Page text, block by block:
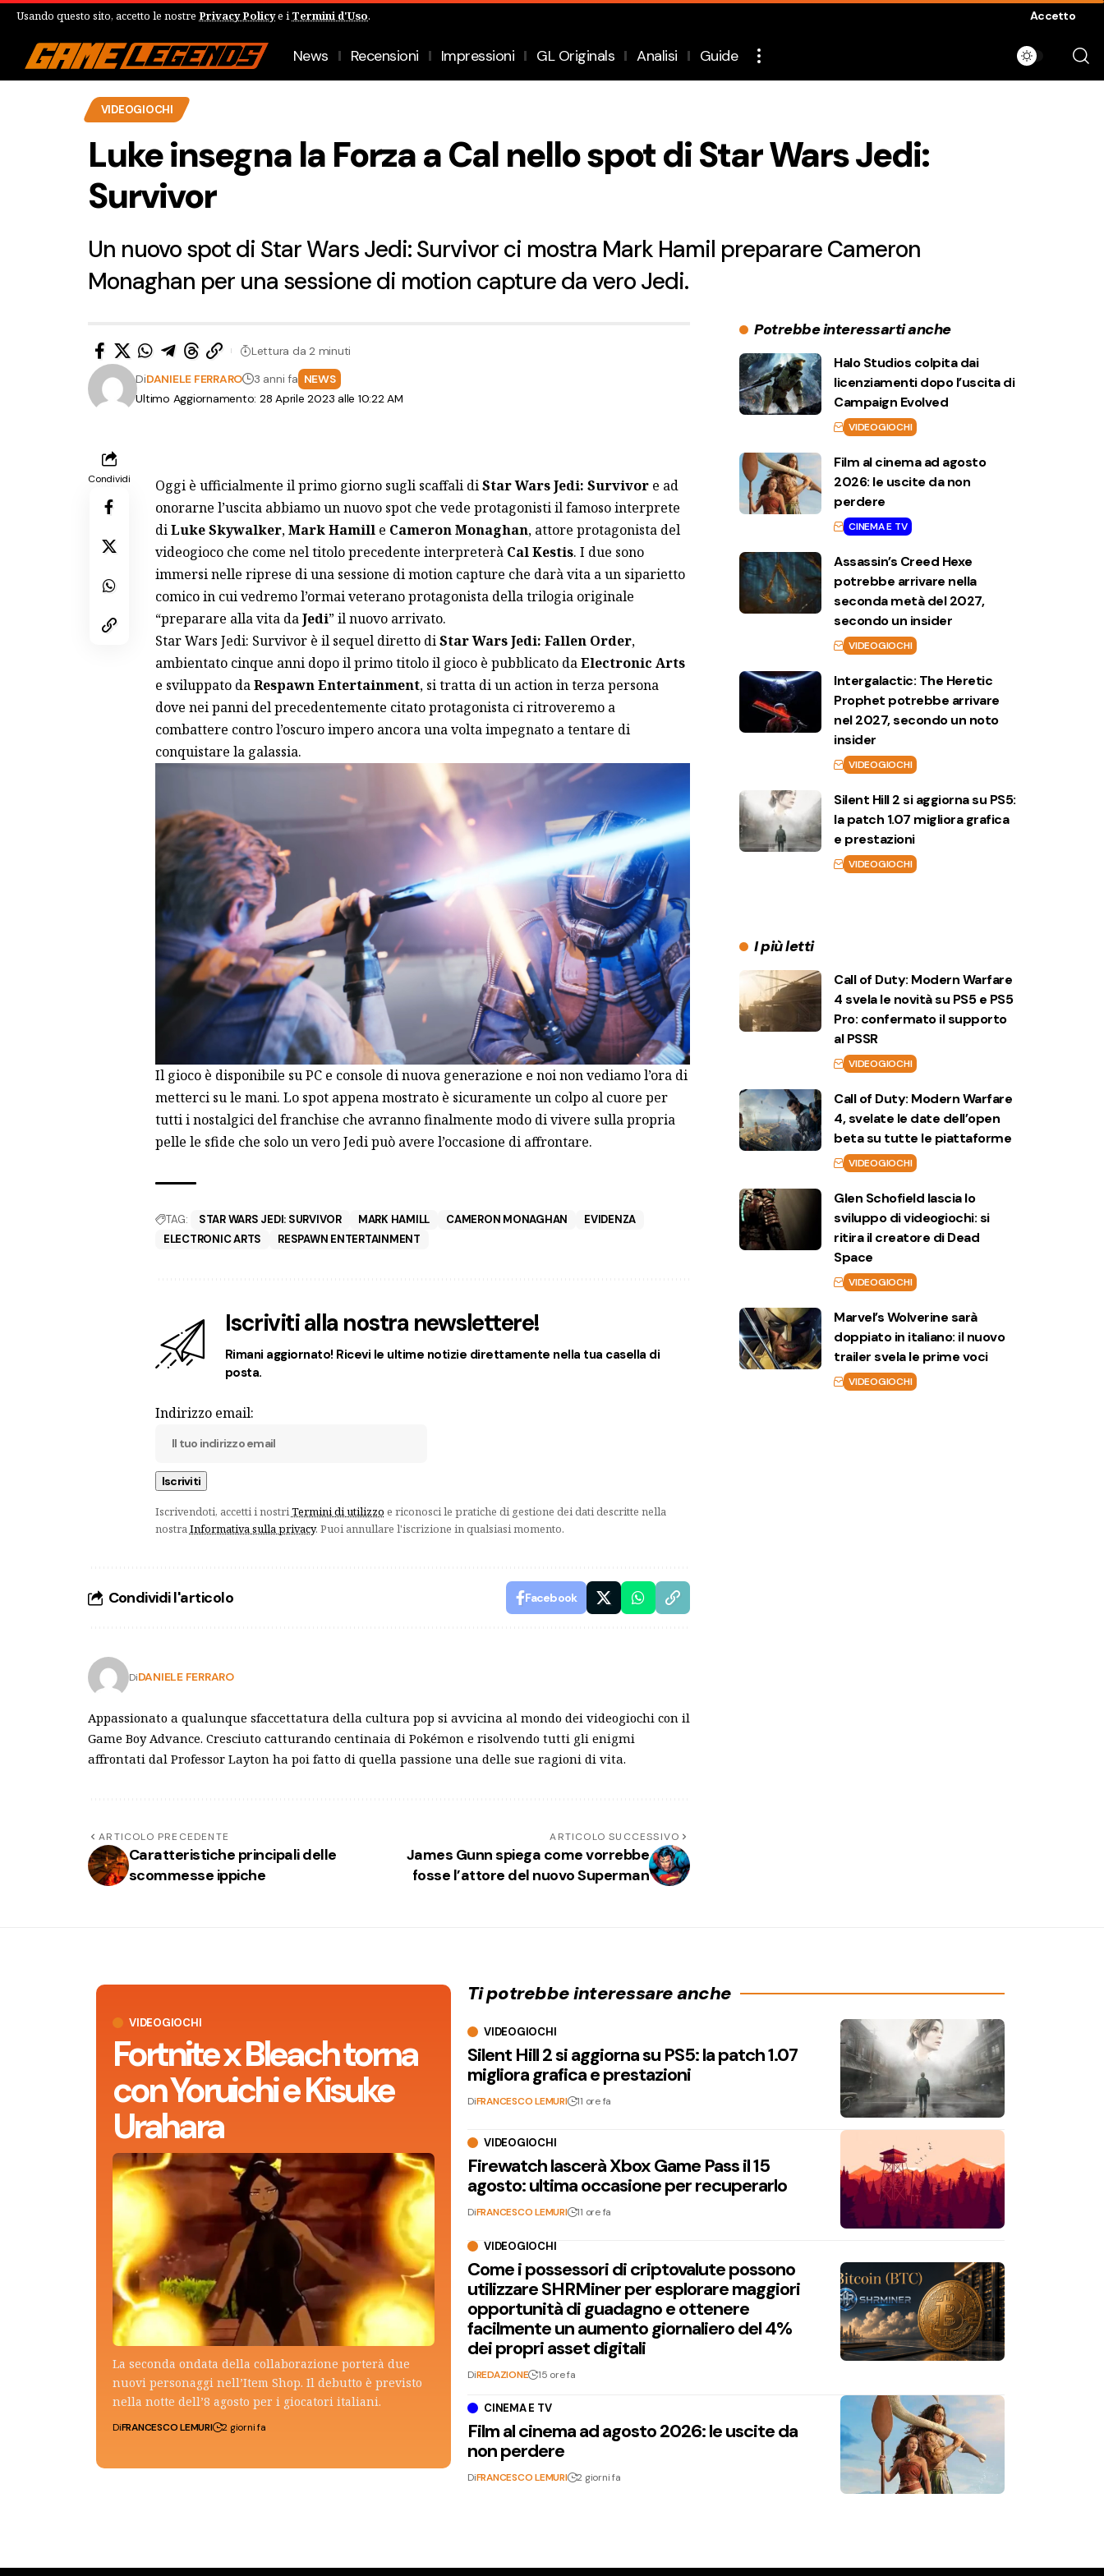
Usando questo sito, accetto le nostre Privacy Policye i Termini d'Uso. Accetto
News Recensioni Impressioni GL Originals Analisi Guide
VIDEOGIOCHI
Luke insegna la Forza a Cal nello spot di Star Wars Jedi:
Survivor
Un nuovo spot di Star Wars Jedi: Survivor ci mostra Mark Hamil preparare Cameron
Monaghan per una sessione di motion capture da vero Jedi.
Ultimo Aggiornamento: 28 Aprile 2023 alle 10:22 AM
DiDANIELE FERRARO 3 anni fa NEWS
Lettura da 2 minuti
Condividi Oggi è ufficialmente il primo giorno sugli scaffali diStar Wars Jedi: Survivore ad
onorarne l’uscita abbiamo un nuovo spot che vede protagonisti il famoso interprete
diLuke Skywalker,Mark Hamille Cameron Monaghan, attore protagonista del
videogioco che come nel titolo precedente interpreterà Cal Kestis. I due sono
immersi nelle riprese di una sessione di motion capture che darà vita a un siparietto
comico in cui vedremo l’ormai veterano protagonista della trilogia originale
“preparare alla vita daJedi” il nuovo arrivato.
Star Wars Jedi: Survivor è il sequel diretto diStar Wars Jedi: Fallen Order,
ambientato cinque anni dopo il primo titolo il gioco è pubblicato daElectronic Arts
e sviluppato daRespawn Entertainment, si tratta di un action in terza persona
dove nei panni del precedentemente citato protagonista ci ritroveremo a
combattere contro l’oscuro impero ancora una volta impegnato a tentare di
conquistare la galassia.
Il gioco è disponibile su PC e console di nuova generazione e noi non vediamo l’ora di
metterci su le mani. Lo spot appena mostrato è sicuramente un colpo al cuore per
tutti i nostalgici del franchise che avranno finalmente modo di vivere sulla propria
pelle le sfide che solo un vero Jedi può avere l’occasione di affrontare.
TAG: STAR WARS JEDI: SURVIVOR MARK HAMILL CAMERON MONAGHAN
EVIDENZA
ELECTRONIC ARTS
RESPAWN ENTERTAINMENT
Iscriviti alla nostra newslettere!
Rimani aggiornato! Ricevi le ultime notizie direttamente nella tua casella di
posta.
Indirizzo email:
Iscrivendoti, accetti i nostriTermini di utilizzo e riconosci le pratiche di gestione dei dati descritte nella
nostraInformativa sulla privacy. Puoi annullare l'iscrizione in qualsiasi momento.
Condividi l'articolo Facebook
DiDANIELE FERRARO
Appassionato a qualunque sfaccettatura della cultura pop si avvicina al mondo dei videogiochi con il
Game Boy Advance. Cresciuto catturando centinaia di Pokémon e risolvendo tutti gli enigmi
affrontati dal Professor Layton ha poi fatto di quella passione una delle sue ragioni di vita.
ARTICOLO PRECEDENTE
Caratteristiche principali delle
scommesse ippiche
ARTICOLO SUCCESSIVO
James Gunn spiega come vorrebbe
fosse l’attore del nuovo Superman
Potrebbe interessarti anche
Halo Studios colpita dai
licenziamenti dopo l’uscita di
Campaign Evolved
VIDEOGIOCHI
Film al cinema ad agosto
2026: le uscite da non
perdere
CINEMA E TV
Assassin’s Creed Hexe
potrebbe arrivare nella
seconda metà del 2027,
secondo un insider
VIDEOGIOCHI
Intergalactic: The Heretic
Prophet potrebbe arrivare
nel 2027, secondo un noto
insider
VIDEOGIOCHI
Silent Hill 2 si aggiorna su PS5:
la patch 1.07 migliora grafica
e prestazioni
VIDEOGIOCHI
I più letti
Call of Duty: Modern Warfare
4 svela le novità su PS5 e PS5
Pro: confermato il supporto
al PSSR
VIDEOGIOCHI
Call of Duty: Modern Warfare
4, svelate le date dell’open
beta su tutte le piattaforme
VIDEOGIOCHI
Glen Schofield lascia lo
sviluppo di videogiochi: si
ritira il creatore di Dead
Space
VIDEOGIOCHI
Marvel’s Wolverine sarà
doppiato in italiano: il nuovo
trailer svela le prime voci
VIDEOGIOCHI
VIDEOGIOCHI
Fortnite x Bleach torna
con Yoruichi e Kisuke
Urahara
La seconda ondata della collaborazione porterà due
nuovi personaggi nell’Item Shop. Il debutto è previsto
nella notte dell’8 agosto per i giocatori italiani.
DiFRANCESCO LEMURI 2 giorni fa
Ti potrebbe interessare anche
VIDEOGIOCHI
Silent Hill 2 si aggiorna su PS5: la patch 1.07
migliora grafica e prestazioni
DiFRANCESCO LEMURI 11 ore fa
VIDEOGIOCHI
Firewatch lascerà Xbox Game Pass il 15
agosto: ultima occasione per recuperarlo
DiFRANCESCO LEMURI 11 ore fa
VIDEOGIOCHI
Come i possessori di criptovalute possono
utilizzare SHRMiner per esplorare maggiori
opportunità di guadagno e ottenere
facilmente un aumento giornaliero del 4%
dei propri asset digitali
DiREDAZIONE 15 ore fa
CINEMA E TV
Film al cinema ad agosto 2026: le uscite da
non perdere
DiFRANCESCO LEMURI 2 giorni fa